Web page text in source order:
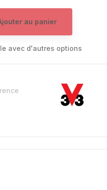
au panier
avec d'autres options